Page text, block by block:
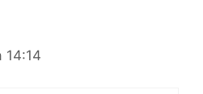
14:14